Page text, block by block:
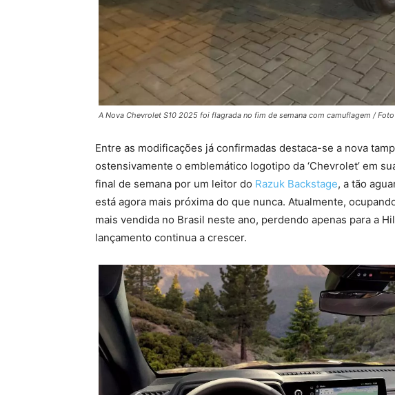
A Nova Chevrolet S10 2025 foi flagrada no fim de semana com camuflagem /
Entre as modificações já confirmadas destaca-se a nova
ostensivamente o emblemático logotipo da ‘Chevrolet’ em
final de semana por um leitor do Razuk Backstage, a tão
está agora mais próxima do que nunca. Atualmente,
mais vendida no Brasil neste ano, perdendo apenas para a
lançamento continua a crescer.